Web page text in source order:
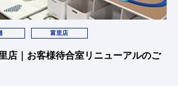
富里店
店｜お客様待合室リニューアルのご